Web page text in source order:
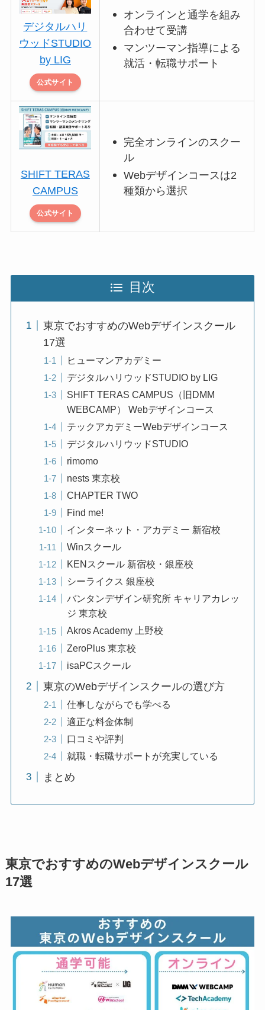
デジタルハリ
ウッドSTUDIO
by LIG
公式サイト
オンラインと通学を組み
合わせて受講
マンツーマン指導による
就活・転職サポート
SHIFT TERAS
CAMPUS
公式サイト
完全オンラインのスクー
ル
Webデザインコースは2
種類から選択
目次
東京でおすすめのWebデザインスクール
17選
ヒューマンアカデミー
デジタルハリウッドSTUDIO by LIG
SHIFT TERAS CAMPUS（旧DMM
WEBCAMP） Webデザインコース
テックアカデミーWebデザインコース
デジタルハリウッドSTUDIO
rimomo
nests 東京校
CHAPTER TWO
Find me!
インターネット・アカデミー 新宿校
Winスクール
KENスクール 新宿校・銀座校
シーライクス 銀座校
バンタンデザイン研究所 キャリアカレッ
ジ 東京校
Akros Academy 上野校
ZeroPlus 東京校
isaPCスクール
東京のWebデザインスクールの選び方
仕事しながらでも学べる
適正な料金体制
口コミや評判
就職・転職サポートが充実している
まとめ
東京でおすすめのWebデザインスクール
17選